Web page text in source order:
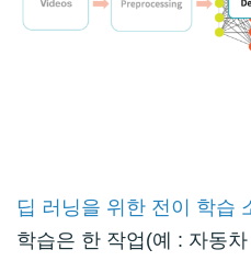
딥 러닝을 위한 전이 학습
학습은 한 작업(예 : 자동